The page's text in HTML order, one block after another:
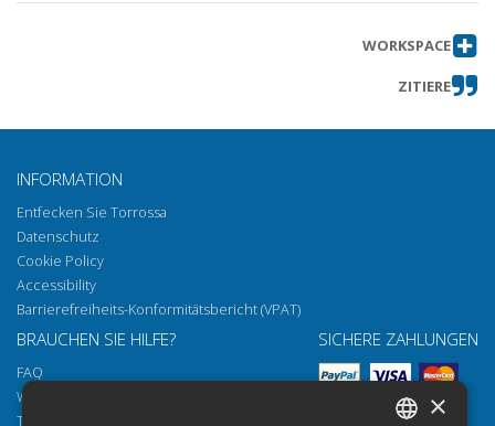
WORKSPACE
ZITIERE
INFORMATION
Entfecken Sie Torrossa
Datenschutz
Cookie Policy
Accessibility
Barrierefreiheits-Konformitätsbericht (VPAT)
BRAUCHEN SIE HILFE?
FAQ
Wie öffnen Sie unsere Dokumente
Torrossa Reader
SICHERE ZAHLUNGEN
×